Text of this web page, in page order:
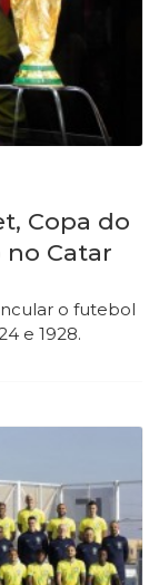
Copa do
no Catar
o futebol
e 1928.